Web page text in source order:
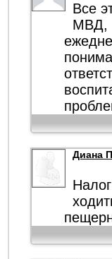
Все
МВД,
Диана